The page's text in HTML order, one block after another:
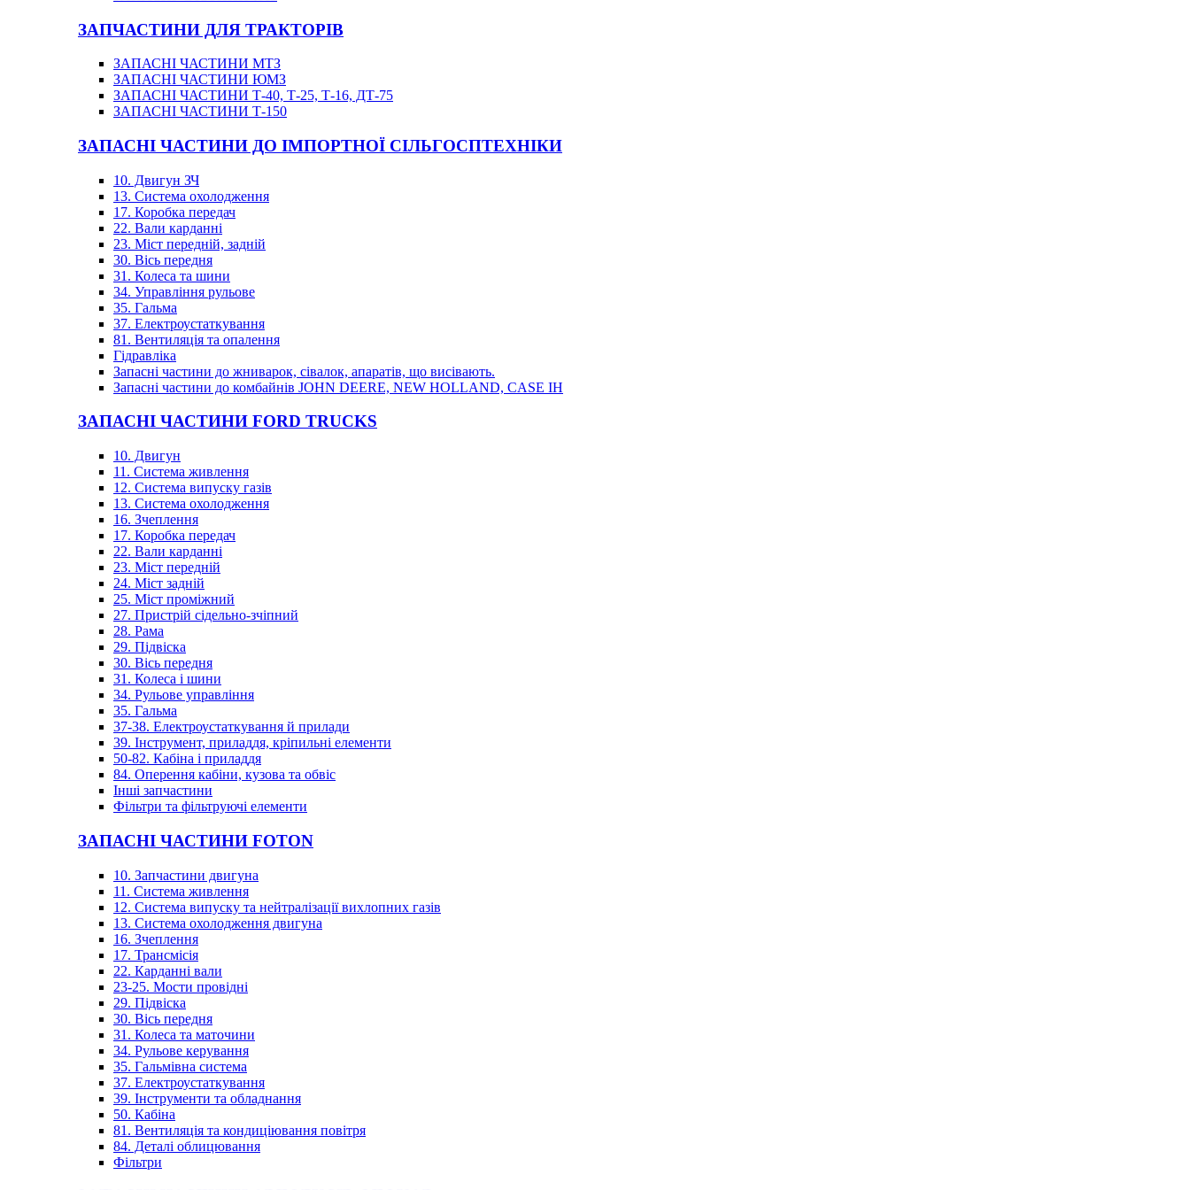
ЗАПЧАСТИНИ ДЛЯ ТРАКТОРІВ
ЗАПАСНІ ЧАСТИНИ МТЗ
ЗАПАСНІ ЧАСТИНИ ЮМЗ
ЗАПАСНІ ЧАСТИНИ Т-40, Т-25, Т-16, ДТ-75
ЗАПАСНІ ЧАСТИНИ Т-150
ЗАПАСНІ ЧАСТИНИ ДО ІМПОРТНОЇ СІЛЬГОСПТЕХНІКИ
10. Двигун ЗЧ
13. Система охолодження
17. Коробка передач
22. Вали карданні
23. Міст передній, задній
30. Вісь передня
31. Колеса та шини
34. Управління рульове
35. Гальма
37. Електроустаткування
81. Вентиляція та опалення
Гідравліка
Запасні частини до жниварок, сівалок, апаратів, що висівають.
Запасні частини до комбайнів JOHN DEERE, NEW HOLLAND, CASE IH
ЗАПАСНІ ЧАСТИНИ FORD TRUCKS
10. Двигун
11. Система живлення
12. Система випуску газів
13. Система охолодження
16. Зчеплення
17. Коробка передач
22. Вали карданні
23. Міст передній
24. Міст задній
25. Міст проміжний
27. Пристрій сідельно-зчіпний
28. Рама
29. Підвіска
30. Вісь передня
31. Колеса і шини
34. Рульове управління
35. Гальма
37-38. Електроустаткування й прилади
39. Інструмент, приладдя, кріпильні елементи
50-82. Кабіна і приладдя
84. Оперення кабіни, кузова та обвіс
Інші запчастини
Фільтри та фільтруючі елементи
ЗАПАСНІ ЧАСТИНИ FOTON
10. Запчастини двигуна
11. Система живлення
12. Система випуску та нейтралізації вихлопних газів
13. Система охолодження двигуна
16. Зчеплення
17. Трансмісія
22. Карданні вали
23-25. Мости провідні
29. Підвіска
30. Вісь передня
31. Колеса та маточини
34. Рульове керування
35. Гальмівна система
37. Електроустаткування
39. Інструменти та обладнання
50. Кабіна
81. Вентиляція та кондиціювання повітря
84. Деталі облицювання
Фільтри